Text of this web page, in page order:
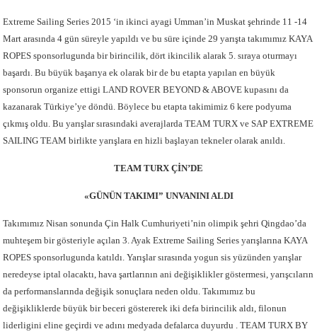
Extreme Sailing Series 2015 ‘in ikinci ayagi Umman’in Muskat şehrinde 11 -14
Mart arasında 4 gün süreyle yapıldı ve bu süre içinde 29 yarışta takımımız KAYA
ROPES sponsorlugunda bir birincilik, dört ikincilik alarak 5. sıraya oturmayı
başardı. Bu büyük başarıya ek olarak bir de bu etapta yapılan en büyük
sponsorun organize ettigi LAND ROVER BEYOND & ABOVE kupasını da
kazanarak Türkiye’ye döndü. Böylece bu etapta takimimiz 6 kere podyuma
çıkmış oldu. Bu yarışlar sırasındaki averajlarda TEAM TURX ve SAP EXTREME
SAILING TEAM birlikte yarışlara en hizli başlayan tekneler olarak anıldı.
TEAM TURX ÇİN’DE
«GÜNÜN TAKIMI” UNVANINI ALDI
Takımımız Nisan sonunda Çin Halk Cumhuriyeti’nin olimpik şehri Qingdao’da
muhteşem bir gösteriyle açılan 3. Ayak Extreme Sailing Series yarışlarına KAYA
ROPES sponsorlugunda katıldı. Yarışlar sırasında yogun sis yüzünden yarışlar
neredeyse iptal olacaktı, hava şartlarının ani değişiklikler göstermesi, yarışcıların
da performanslarında değişik sonuçlara neden oldu. Takımımız bu
değişikliklerde büyük bir beceri göstererek iki defa birincilik aldı, filonun
liderligini eline geçirdi ve adını medyada defalarca duyurdu . TEAM TURX BY